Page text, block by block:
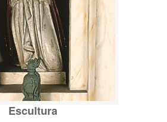
Escultura